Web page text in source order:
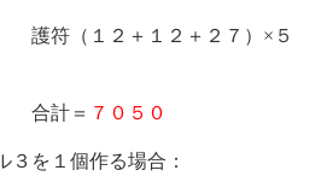
１２＋２７）×５
７０５０
３を１個作る場合：